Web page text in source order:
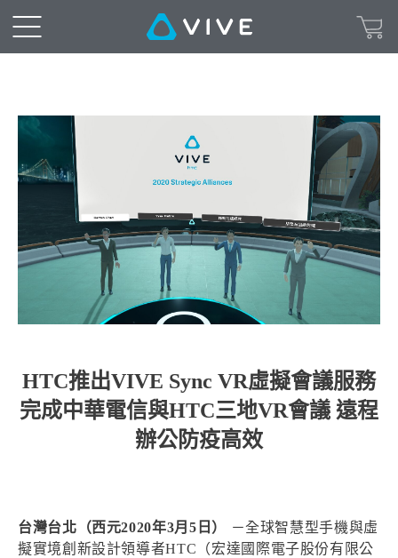
HTC推出VIVE Sync VR虛擬會議服務
完成中華電信與HTC三地VR會議 遠程
辦公防疫高效
台灣台北（西元2020年3月5日）
－全球智慧型手機與虛
擬實境創新設計領導者HTC（宏達國際電子股份有限公